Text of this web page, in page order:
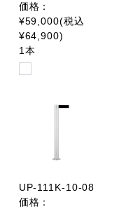
価格：
¥59,000(税込
¥64,900)
1本
UP-111K-10-08
価格：